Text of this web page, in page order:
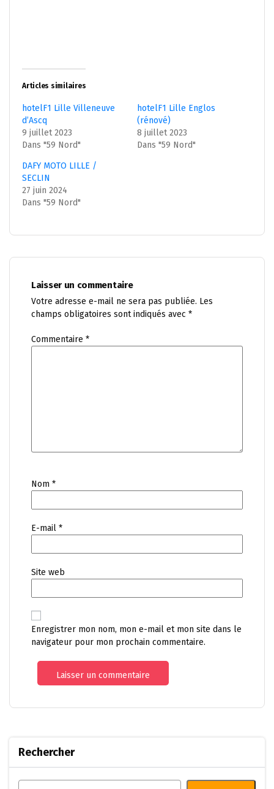
Articles similaires
hotelF1 Lille Villeneuve
d’Ascq
9 juillet 2023
Dans "59 Nord"
hotelF1 Lille Englos
(rénové)
8 juillet 2023
Dans "59 Nord"
DAFY MOTO LILLE /
SECLIN
27 juin 2024
Dans "59 Nord"
Laisser un commentaire
Votre adresse e-mail ne sera pas publiée. Les
champs obligatoires sont indiqués avec *
Commentaire *
Nom *
E-mail *
Site web
Enregistrer mon nom, mon e-mail et mon site dans le
navigateur pour mon prochain commentaire.
Rechercher